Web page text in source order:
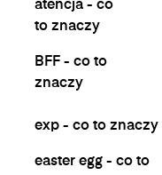
atencja - co
to znaczy
BFF - co to
znaczy
exp - co to znaczy
easter egg - co to